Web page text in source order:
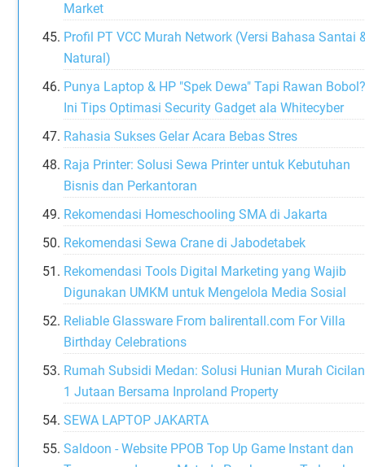
Market
Profil PT VCC Murah Network (Versi Bahasa Santai
Natural)
Punya Laptop & HP "Spek Dewa" Tapi Rawan
Ini Tips Optimasi Security Gadget ala Whitecyber
Rahasia Sukses Gelar Acara Bebas Stres
Raja Printer: Solusi Sewa Printer untuk Kebutuhan
Bisnis dan Perkantoran
Rekomendasi Homeschooling SMA di Jakarta
Rekomendasi Sewa Crane di Jabodetabek
Rekomendasi Tools Digital Marketing yang Wajib
Digunakan UMKM untuk Mengelola Media Sosial
Reliable Glassware From balirentall.com For Villa
Birthday Celebrations
Rumah Subsidi Medan: Solusi Hunian Murah Cicilan
1 Jutaan Bersama Inproland Property
SEWA LAPTOP JAKARTA
Saldoon - Website PPOB Top Up Game Instant dan